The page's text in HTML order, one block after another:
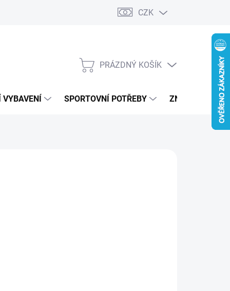
CZK
NÁKUPNÍ
PRÁZDNÝ KOŠÍK
VYBAVENÍ SPORTOVNÍ POTŘEBY ZNAČKY